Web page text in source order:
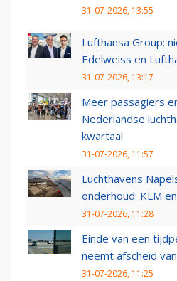
31-07-2026, 13:55
Lufthansa Group:
Edelweiss en
31-07-2026, 13:17
Meer passagiers
Nederlandse
kwartaal
31-07-2026, 11:57
Luchthavens
onderhoud: KLM
31-07-2026, 11:28
Einde van een
neemt afscheid
31-07-2026, 11:25